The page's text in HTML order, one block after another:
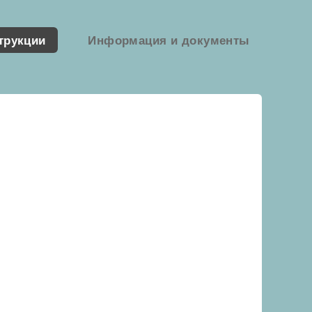
Информация и документы